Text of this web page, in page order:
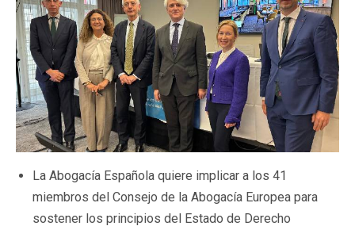
La Abogacía Española quiere implicar a los 41
miembros del Consejo de la Abogacía Europea para
sostener los principios del Estado de Derecho